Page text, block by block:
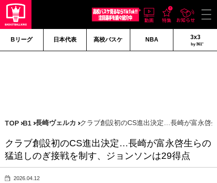
Bリーグ 日本代表 高校バスケ NBA 3x3
by 361°
TOP B1 長崎ヴェルカ クラブ創設初のCS進出決定…長崎が富永啓
クラブ創設初のCS進出決定…長崎が富永啓生らの
猛追しのぎ接戦を制す、ジョンソンは29得点
2026.04.12